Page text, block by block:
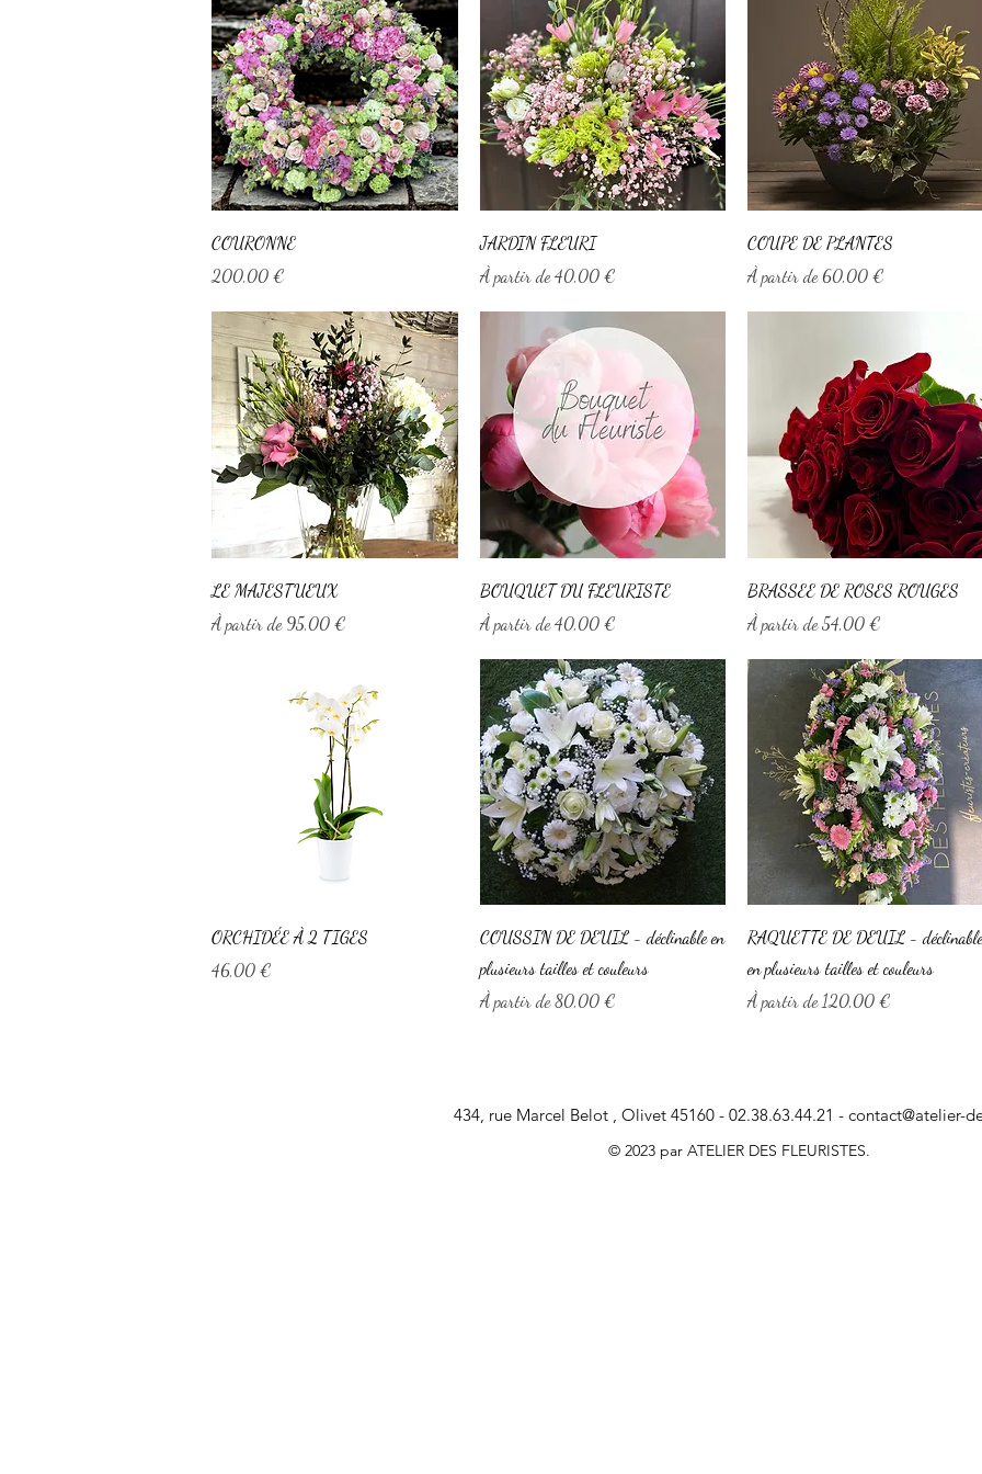
COURONNE
Prix
200,00 €
Aperçu rapide
JARDIN FLEURI
À partir de40,00 €
Prix promotionnel
Aperçu rapide
COUPE DE PLANTES
À partir de60,00 €
Prix promotionnel
Aperçu rapide
LE MAJESTUEUX
À partir de 95,00 €
Prix promotionnel
Aperçu rapide
BOUQUET DU FLEURISTE
À partir de40,00 €
Prix promotionnel
Aperçu rapide
BRASSEE DE ROSES ROUGES
À partir de54,00 €
Prix promotionnel
Aperçu rapide
ORCHIDÉE À 2 TIGES
Prix
46,00 €
Aperçu rapide
COUSSIN DE DEUIL - déclinable en
plusieurs tailles et couleurs
À partir de80,00 €
Prix promotionnel
Aperçu rapide
RAQUETTE DE DEUIL - déclinable
en plusieurs tailles et couleurs
À partir de 120,00 €
Prix promotionnel
434, rue Marcel Belot , Olivet 45160 - 02.38.63.44.21 - contact@atelier-
© 2023 par ATELIER DES FLEURISTES.